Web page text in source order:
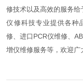
修技术以及高效的服务给
仪修科技专业提供各种
修、进口PCR仪维修、
增仪维修服务等，欢迎广